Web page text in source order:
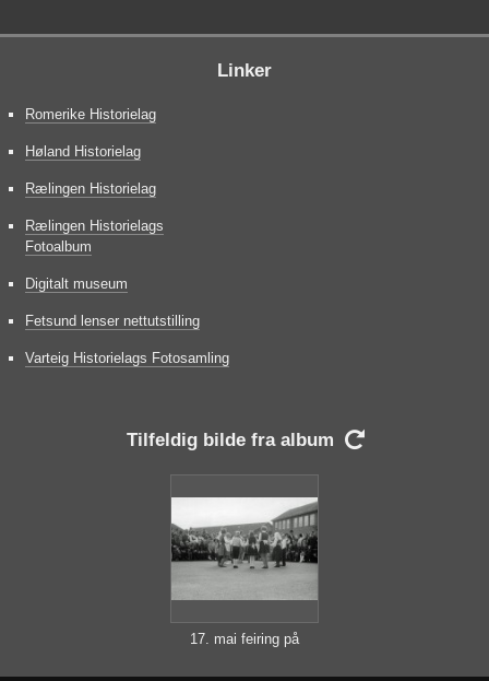
Linker
Romerike Historielag
Høland Historielag
Rælingen Historielag
Rælingen Historielags
Fotoalbum
Digitalt museum
Fetsund lenser nettutstilling
Varteig Historielags Fotosamling
Tilfeldig bilde fra album 
17. mai feiring på